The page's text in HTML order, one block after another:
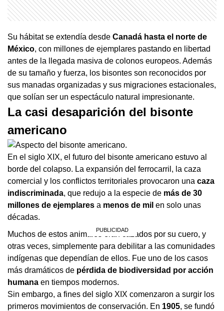
Su hábitat se extendía desde Canadá hasta el norte de
México, con millones de ejemplares pastando en libertad
antes de la llegada masiva de colonos europeos. Además
de su tamaño y fuerza, los bisontes son reconocidos por
sus manadas organizadas y sus migraciones estacionales,
que solían ser un espectáculo natural impresionante.
La casi desaparición del bisonte
americano
En el siglo XIX, el futuro del bisonte americano estuvo al
borde del colapso. La expansión del ferrocarril, la caza
comercial y los conflictos territoriales provocaron una caza
indiscriminada, que redujo a la especie de más de 30
millones de ejemplares a menos de mil en solo unas
décadas.
Muchos de estos animales eran cazados por su cuero, y
otras veces, simplemente para debilitar a las comunidades
indígenas que dependían de ellos. Fue uno de los casos
más dramáticos de pérdida de biodiversidad por acción
humana en tiempos modernos.
Sin embargo, a fines del siglo XIX comenzaron a surgir los
primeros movimientos de conservación. En 1905, se fundó